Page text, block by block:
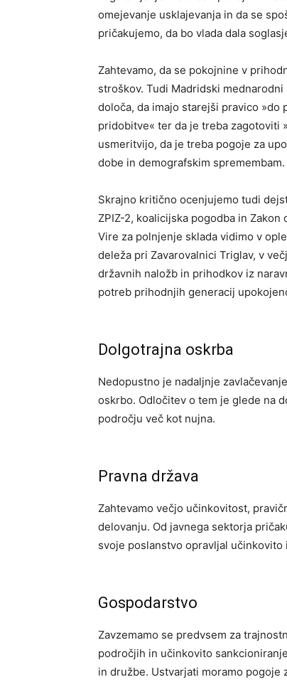
omejevanje usklajevanja in da se
pričakujemo, da bo vlada dala
Zahtevamo, da se pokojnine v
stroškov. Tudi Madridski
določa, da imajo starejši pravico
pridobitve« ter da je treba zagotoviti
usmeritvijo, da je treba pogoje za
dobe in demografskim spremembam.
Skrajno kritično ocenjujemo tudi
ZPIZ-2, koalicijska pogodba in
Vire za polnjenje sklada vidimo v
deleža pri Zavarovalnici Triglav, v
državnih naložb in prihodkov iz
potreb prihodnjih generacij
Dolgotrajna oskrba
Nedopustno je nadaljnje
oskrbo. Odločitev o tem je glede na
področju več kot nujna.
Pravna država
Zahtevamo večjo učinkovitost,
delovanju. Od javnega sektorja
svoje poslanstvo opravljal učinkovito
Gospodarstvo
Zavzemamo se predvsem za
področjih in učinkovito
in družbe. Ustvarjati moramo